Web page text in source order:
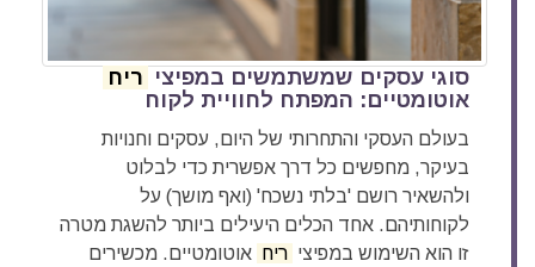
סוגי עסקים שמשתמשים במפיצי ריח
אוטומטיים: המפתח לחוויית לקוח
בעולם העסקי והתחרותי של היום, עסקים וחנויות
בעיקר, מחפשים כל דרך אפשרית כדי לבלוט
ולהשאיר רושם 'בלתי נשכח' (ואף מושך) על
לקוחותיהם. אחד הכלים היעילים ביותר להשגת מטרה
זו הוא השימוש במפיצי ריח אוטומטיים. מכשירים